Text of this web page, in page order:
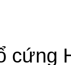
cứng